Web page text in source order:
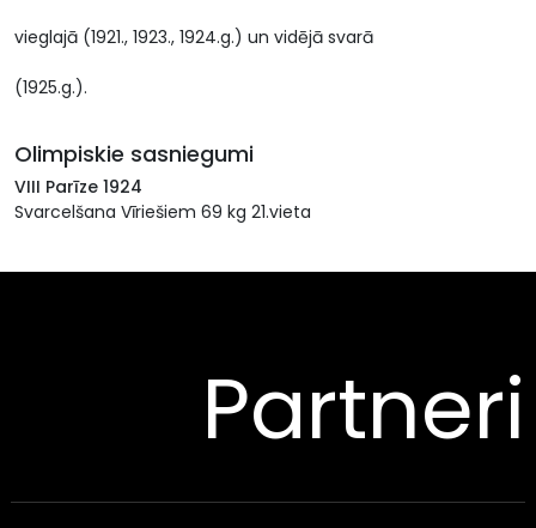
vieglajā (1921., 1923., 1924.g.) un vidējā svarā
(1925.g.).
Olimpiskie sasniegumi
VIII Parīze 1924
Svarcelšana Vīriešiem 69 kg 21.vieta
Partneri